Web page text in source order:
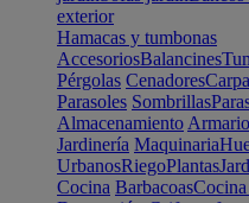
exterior
Hamacas y tumbonas
AccesoriosBalancines
Pérgolas Cenadores
Parasoles Sombrillas
Almacenamiento
Jardinería Maquinaria
UrbanosRiegoPlantas
Cocina Barbacoas